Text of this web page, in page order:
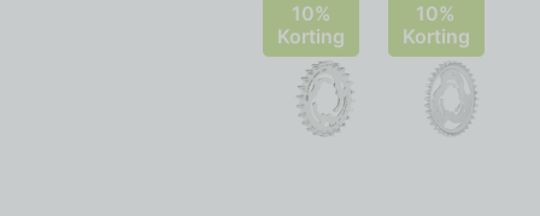
10%
Korting
10%
Korting